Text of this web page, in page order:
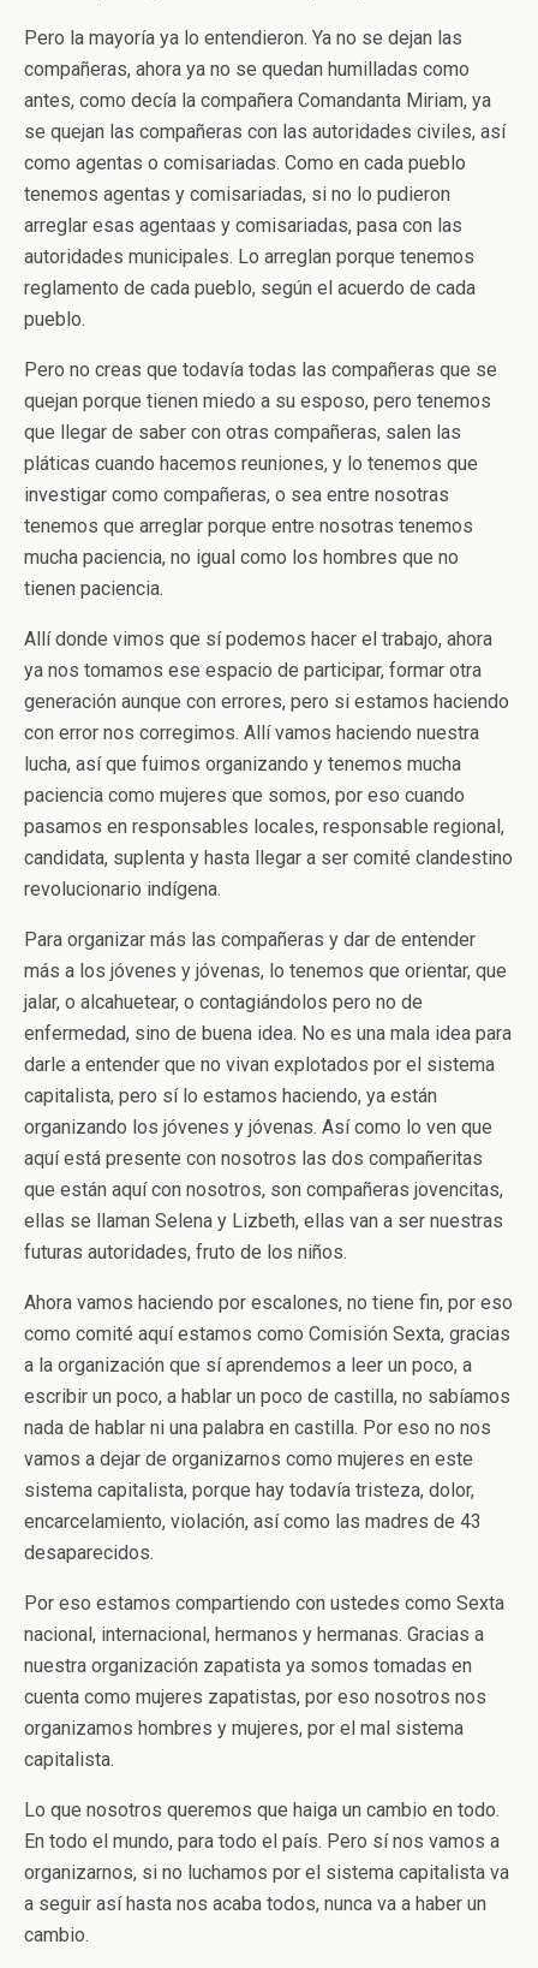
Pero la mayoría ya lo entendieron. Ya no se dejan las
compañeras, ahora ya no se quedan humilladas como
antes, como decía la compañera Comandanta Miriam, ya
se quejan las compañeras con las autoridades civiles, así
como agentas o comisariadas. Como en cada pueblo
tenemos agentas y comisariadas, si no lo pudieron
arreglar esas agentaas y comisariadas, pasa con las
autoridades municipales. Lo arreglan porque tenemos
reglamento de cada pueblo, según el acuerdo de cada
pueblo.
Pero no creas que todavía todas las compañeras que se
quejan porque tienen miedo a su esposo, pero tenemos
que llegar de saber con otras compañeras, salen las
pláticas cuando hacemos reuniones, y lo tenemos que
investigar como compañeras, o sea entre nosotras
tenemos que arreglar porque entre nosotras tenemos
mucha paciencia, no igual como los hombres que no
tienen paciencia.
Allí donde vimos que sí podemos hacer el trabajo, ahora
ya nos tomamos ese espacio de participar, formar otra
generación aunque con errores, pero si estamos haciendo
con error nos corregimos. Allí vamos haciendo nuestra
lucha, así que fuimos organizando y tenemos mucha
paciencia como mujeres que somos, por eso cuando
pasamos en responsables locales, responsable regional,
candidata, suplenta y hasta llegar a ser comité clandestino
revolucionario indígena.
Para organizar más las compañeras y dar de entender
más a los jóvenes y jóvenas, lo tenemos que orientar, que
jalar, o alcahuetear, o contagiándolos pero no de
enfermedad, sino de buena idea. No es una mala idea para
darle a entender que no vivan explotados por el sistema
capitalista, pero sí lo estamos haciendo, ya están
organizando los jóvenes y jóvenas. Así como lo ven que
aquí está presente con nosotros las dos compañeritas
que están aquí con nosotros, son compañeras jovencitas,
ellas se llaman Selena y Lizbeth, ellas van a ser nuestras
futuras autoridades, fruto de los niños.
Ahora vamos haciendo por escalones, no tiene fin, por eso
como comité aquí estamos como Comisión Sexta, gracias
a la organización que sí aprendemos a leer un poco, a
escribir un poco, a hablar un poco de castilla, no sabíamos
nada de hablar ni una palabra en castilla. Por eso no nos
vamos a dejar de organizarnos como mujeres en este
sistema capitalista, porque hay todavía tristeza, dolor,
encarcelamiento, violación, así como las madres de 43
desaparecidos.
Por eso estamos compartiendo con ustedes como Sexta
nacional, internacional, hermanos y hermanas. Gracias a
nuestra organización zapatista ya somos tomadas en
cuenta como mujeres zapatistas, por eso nosotros nos
organizamos hombres y mujeres, por el mal sistema
capitalista.
Lo que nosotros queremos que haiga un cambio en todo.
En todo el mundo, para todo el país. Pero sí nos vamos a
organizarnos, si no luchamos por el sistema capitalista va
a seguir así hasta nos acaba todos, nunca va a haber un
cambio.